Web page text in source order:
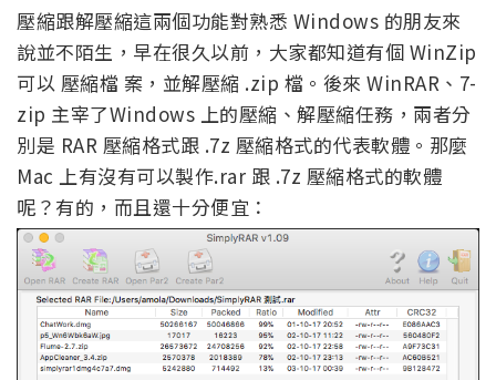
壓縮跟解壓縮這兩個功能對熟悉 Windows 的朋友來
說並不陌生，早在很久以前，大家都知道有個 WinZip
可以 壓縮檔 案，並解壓縮 .zip 檔。後來 WinRAR、7-
zip 主宰了Windows 上的壓縮、解壓縮任務，兩者分
別是 RAR 壓縮格式跟 .7z 壓縮格式的代表軟體。那麼
Mac 上有沒有可以製作.rar 跟 .7z 壓縮格式的軟體
呢？有的，而且還十分便宜：